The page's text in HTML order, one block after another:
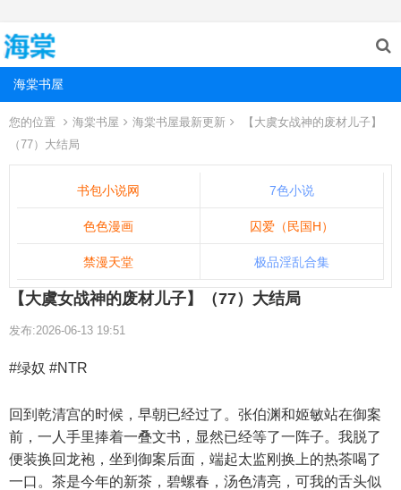
海棠书屋
您的位置 海棠书屋 海棠书屋最新更新
【大虞女战神的废材儿子】
（77）大结局
书包小说网 7色小说
色色漫画 囚爱（民国H）
禁漫天堂 极品淫乱合集
【大虞女战神的废材儿子】（77）大结局
发布:2026-06-13 19:51
#绿奴 #NTR
回到乾清宫的时候，早朝已经过了。张伯渊和姬敏站在御案
前，一人手里捧着一叠文书，显然已经等了一阵子。我脱了
便装换回龙袍，坐到御案后面，端起太监刚换上的热茶喝了
一口。茶是今年的新茶，碧螺春，汤色清亮，可我的舌头似